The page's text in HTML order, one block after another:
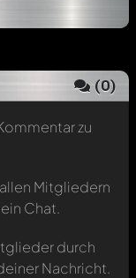
(0)
zu
Mitgliedern
Chat.
durch
Nachricht.